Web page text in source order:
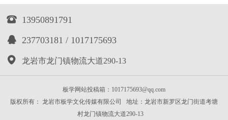
 13950891791
 237703181 / 1017175693
 龙岩市龙门镇物流大道290-13
板学网站投稿箱：1017175693@qq.com
版权所有： 龙岩市板学文化传媒有限公司 地址：龙岩市新罗区龙门街道考塘
村龙门镇物流大道290-13